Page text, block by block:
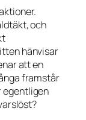
och
hänvisar
att en
framstår
egentligen